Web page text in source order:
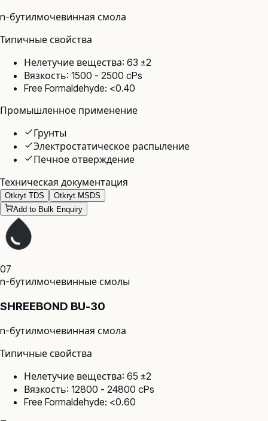
n-бутилмочевинная смола
Типичные свойства
Нелетучие вещества: 63 ±2
Вязкость: 1500 - 2500 cPs
Free Formaldehyde: <0.40
Промышленное применение
Грунты
Электростатическое распыление
Печное отверждение
Техническая документация
Otkryt TDS
Otkryt MSDS
Add to Bulk Enquiry
07
n-бутилмочевинные смолы
SHREEBOND BU-30
n-бутилмочевинная смола
Типичные свойства
Нелетучие вещества: 65 ±2
Вязкость: 12800 - 24800 cPs
Free Formaldehyde: <0.60